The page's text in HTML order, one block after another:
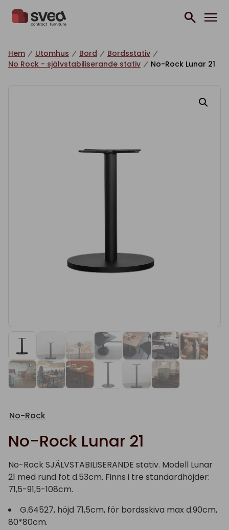
Hem Utomhus Bord
Bordsstativ
No Rock - självstabiliserande stativ
No-Rock Lunar 21
No-Rock
No-Rock Lunar 21
No-Rock SJÄLVSTABILISERANDE stativ. Modell Lunar
21 med rund fot d.53cm. Finns i tre standardhöjder:
71,5-91,5-108cm.
G.64527, höjd 71,5cm, för bordsskiva max d.90cm,
80*80cm.